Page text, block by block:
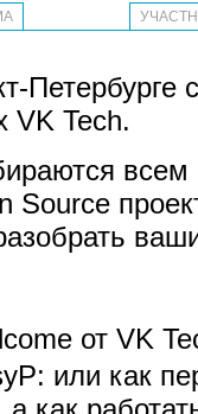
Петербурге
VK Tech.
всем
Source
от VK
или как